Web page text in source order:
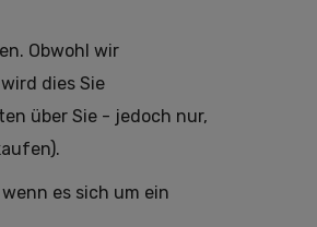
Obwohl wir
dies Sie
über Sie - jedoch nur,
es sich um ein